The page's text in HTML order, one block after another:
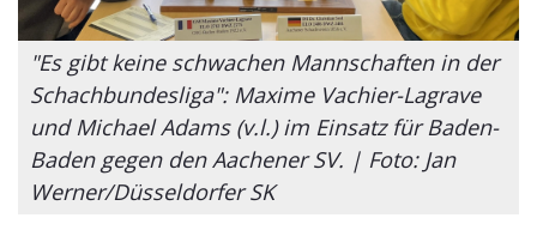
"Es gibt keine schwachen Mannschaften in der
Schachbundesliga": Maxime Vachier-Lagrave
und Michael Adams (v.l.) im Einsatz für Baden-
Baden gegen den Aachener SV. | Foto: Jan
Werner/Düsseldorfer SK